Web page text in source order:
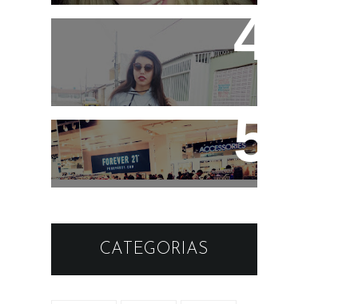
Look: Moletom cinza e
sapatilha simples
Forever 21 em Brasília
CATEGORIAS